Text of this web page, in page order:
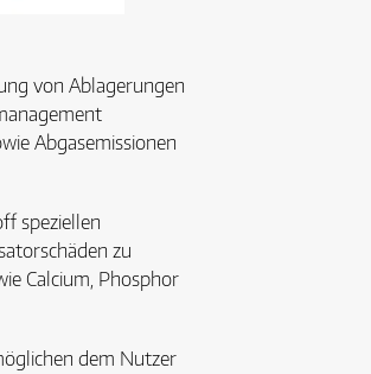
von Ablagerungen
Abgasemissionen
speziellen
zu
Calcium, Phosphor
dem Nutzer